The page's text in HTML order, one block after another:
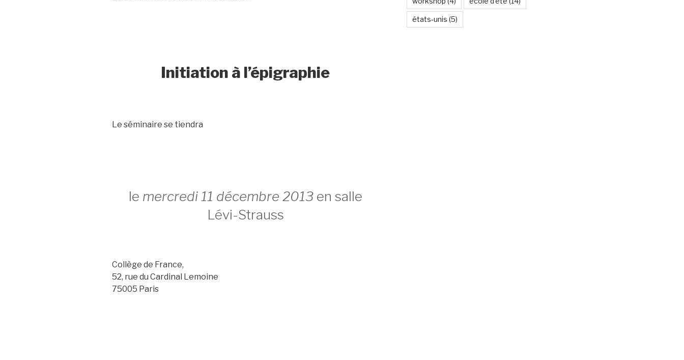
Initiation à l’épigraphie
Le séminaire se tiendra
le mercredi 11 décembre 2013en salle
Lévi-Strauss
Collège de France,
52, rue du Cardinal Lemoine
75005 Paris
états-unis (5)